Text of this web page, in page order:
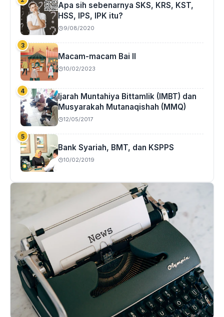
Apa sih sebenarnya SKS, KRS, KST,
HSS, IPS, IPK itu?
9/08/2020
Macam-macam Bai II
10/02/2023
Ijarah Muntahiya Bittamlik (IMBT) dan
Musyarakah Mutanaqishah (MMQ)
12/05/2017
Bank Syariah, BMT, dan KSPPS
10/02/2019